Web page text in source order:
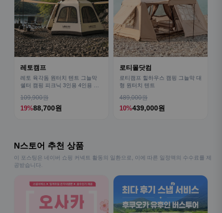
레토캠프
레토 육각돔 원터치 텐트 그늘막
쉘터 캠핑 피크닉 3인용 4인용 패
109,900원
19%88,700원
로티몰닷컴
로티캠프 힐하우스 캠핑 그늘막 대
형 원터치 텐트
489,000원
10%439,000원
N스토어 추천 상품
이 포스팅은 네이버 쇼핑 커넥트 활동의 일환으로, 이에 따른 일정액의 수수료를 제
공받습니다.